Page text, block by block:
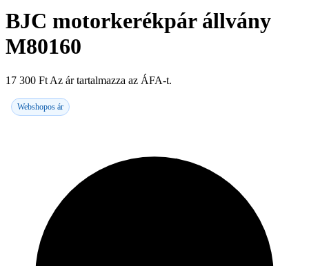
BJC motorkerékpár állvány
M80160
17 300 Ft Az ár tartalmazza az ÁFA-t.
Webshopos ár